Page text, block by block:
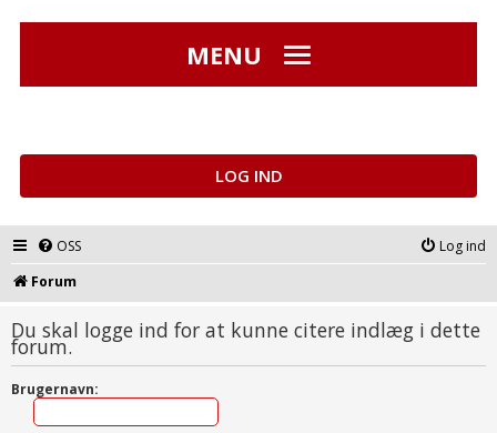
MENU
LOG IND
OSS
Log ind
Forum
Du skal logge ind for at kunne citere indlæg i dette
forum.
Brugernavn: